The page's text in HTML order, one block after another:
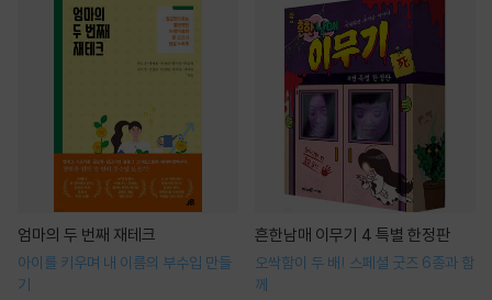
엄마의 두 번째 재테크
아이를 키우며 내 이름의 부수입 만들
기
흔한남매 이무기 4 특별 한정판
오싹함이 두 배! 스페셜 굿즈 6종과 함
께